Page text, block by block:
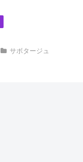
サボタージュ